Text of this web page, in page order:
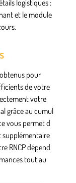
logistiques:
et le module
pour
de votre
votre
grâce au cumul
vous permet d
supplémentaire
RNCP dépend
tout au